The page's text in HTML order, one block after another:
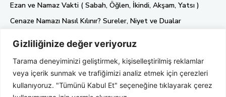
Gizliliğinize değer veriyoruz
Tarama deneyiminizi geliştirmek, kişiselleştirilmiş reklamlar
veya içerik sunmak ve trafiğimizi analiz etmek için çerezleri
kullanıyoruz. "Tümünü Kabul Et" seçeneğine tıklayarak çerez
Ezan ve Namaz Vakti ( Sabah, Öğlen, İkindi, Akşam, Yatsı )
Cenaze Namazı Nasıl Kılınır? Sureler, Niyet ve Dualar
Gizlilik Politikası
Hakkımızda